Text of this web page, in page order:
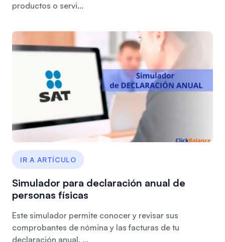
productos o servi...
IR A ARTÍCULO
Simulador para declaración anual de
personas físicas
Este simulador permite conocer y revisar sus
comprobantes de nómina y las facturas de tu
declaración anual. ...